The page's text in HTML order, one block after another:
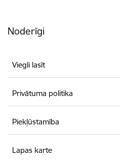
Noderīgi
Viegli lasīt
Privātuma politika
Piekļūstamība
Lapas karte